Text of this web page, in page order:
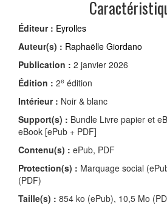
Éditeur : Eyrolles
Auteur(s) : Raphaëlle Giordano
Publication : 2 janvier 2026
Édition : 2e édition
Intérieur : Noir & blanc
Support(s) : Bundle Livre papier et
eBook [ePub + PDF]
Contenu(s) : ePub, PDF
Protection(s) : Marquage social
(PDF)
Taille(s) : 854 ko (ePub), 10,5 Mo